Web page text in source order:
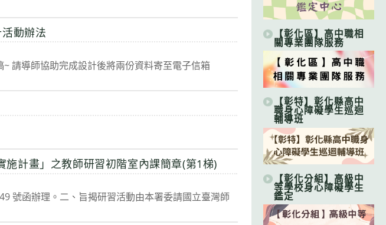
動辦法
請導師協助完成設計後將兩份資料寄至電子信箱
計畫」之教師研習初階室內課簡章(第1梯)
號函辦理。二、旨揭研習活動由本署委請國立臺灣師
【彰化區】高中職相
關專業團隊服務
【彰特】彰化縣高中
職身心障礙學生巡迴
輔導班
【彰化分組】高級中
等學校身心障礙學生
鑑定